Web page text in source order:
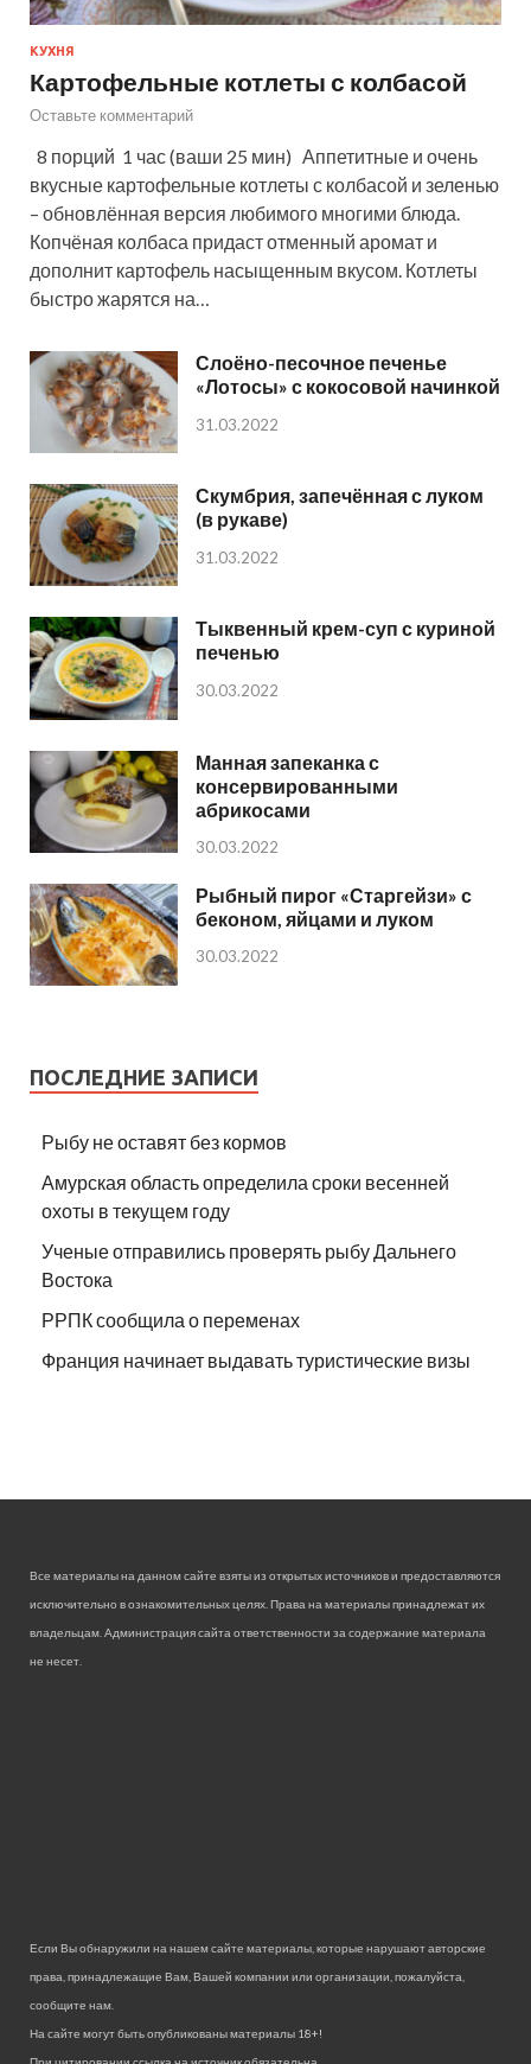
КУХНЯ
Картофельные котлеты с колбасой
Оставьте комментарий
8 порций 1 час (ваши 25 мин) Аппетитные и очень
вкусные картофельные котлеты с колбасой и зеленью
– обновлённая версия любимого многими блюда.
Копчёная колбаса придаст отменный аромат и
дополнит картофель насыщенным вкусом. Котлеты
быстро жарятся на…
Слоёно-песочное печенье
«Лотосы» с кокосовой начинкой
31.03.2022
Скумбрия, запечённая с луком
(в рукаве)
31.03.2022
Тыквенный крем-суп с куриной
печенью
30.03.2022
Манная запеканка с
консервированными
абрикосами
30.03.2022
Рыбный пирог «Старгейзи» с
беконом, яйцами и луком
30.03.2022
ПОСЛЕДНИЕ ЗАПИСИ
Рыбу не оставят без кормов
Амурская область определила сроки весенней
охоты в текущем году
Ученые отправились проверять рыбу Дальнего
Востока
РРПК сообщила о переменах
Франция начинает выдавать туристические визы
Все материалы на данном сайте взяты из открытых источников и предоставляются
исключительно в ознакомительных целях. Права на материалы принадлежат их
владельцам. Администрация сайта ответственности за содержание материала
не несет.
Если Вы обнаружили на нашем сайте материалы, которые нарушают авторские
права, принадлежащие Вам, Вашей компании или организации, пожалуйста,
сообщите нам.
На сайте могут быть опубликованы материалы 18+!